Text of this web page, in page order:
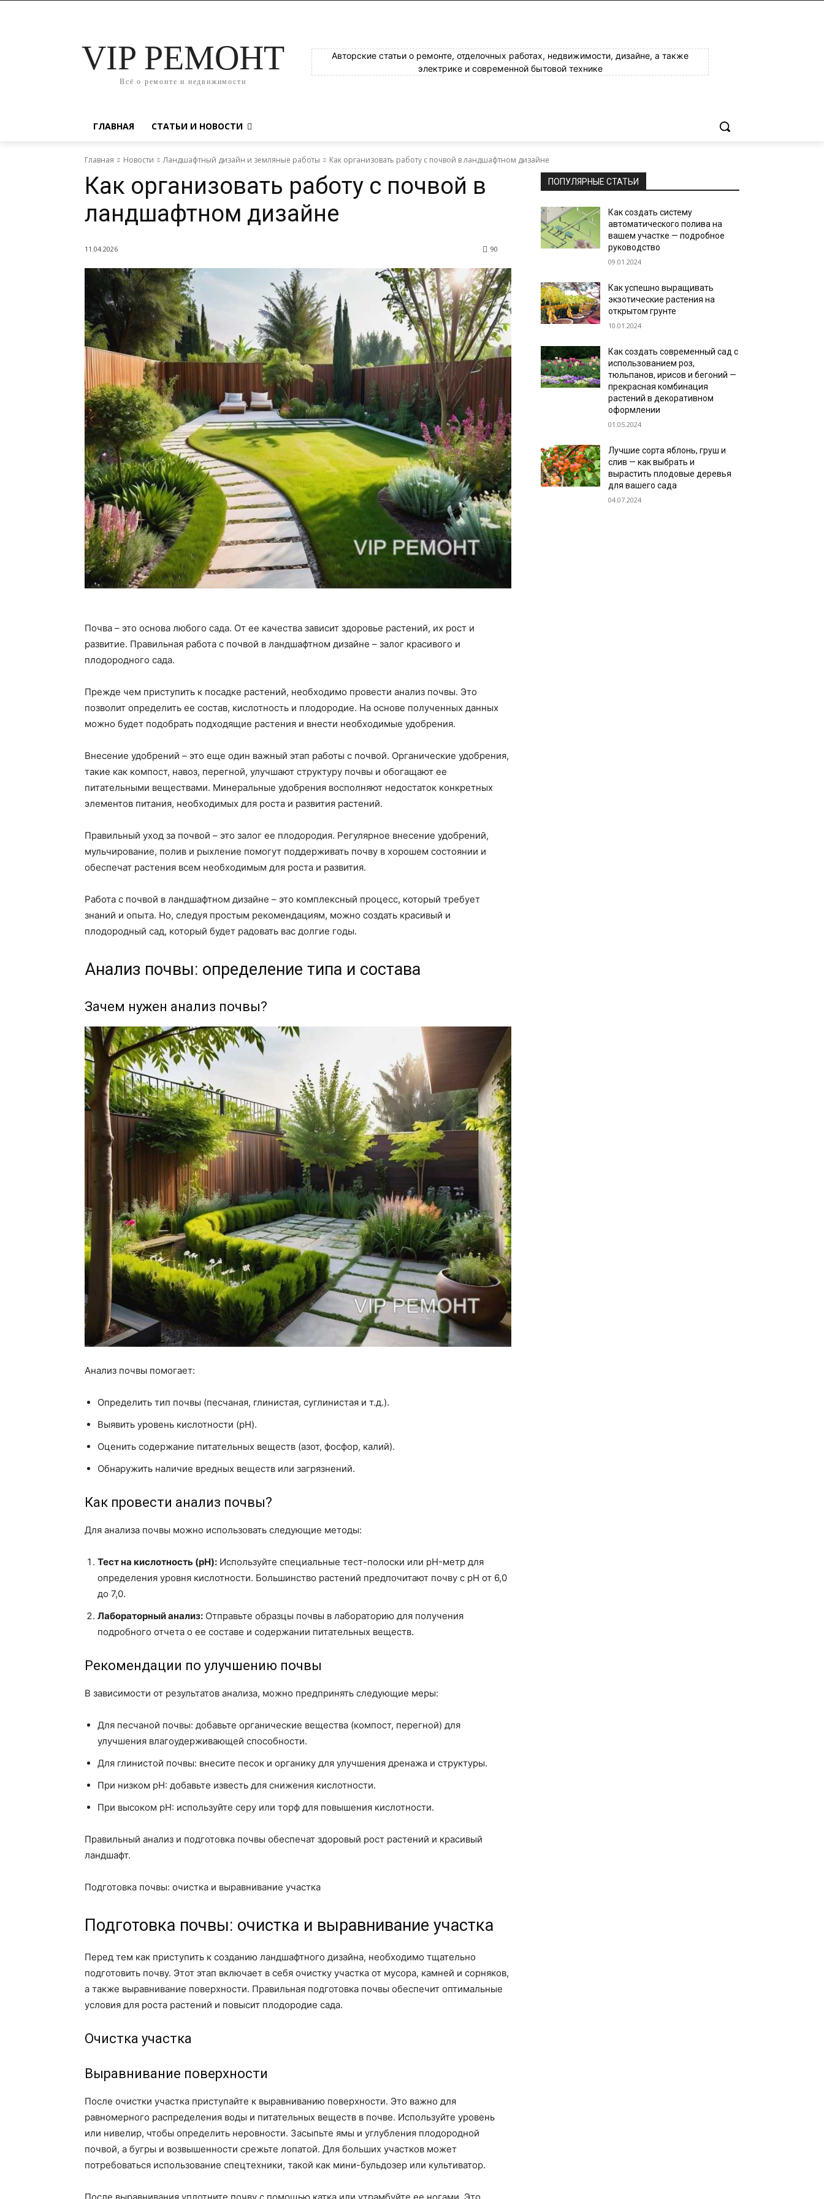
VIP РЕМОНТ
Всё о ремонте и недвижимости
Авторские статьи о ремонте, отделочных работах, недвижимости, дизайне, а также
электрике и современной бытовой технике
ГЛАВНАЯ СТАТЬИ И НОВОСТИ
Главная Новости Ландшафтный дизайн и земляные работы Как организовать работу с почвой в ландшафтном дизайне
Как организовать работу с почвой в
ландшафтном дизайне
11.04.2026 90
Почва – это основа любого сада. От ее качества зависит здоровье растений, их рост и
развитие. Правильная работа с почвой в ландшафтном дизайне – залог красивого и
плодородного сада.
Прежде чем приступить к посадке растений, необходимо провести анализ почвы. Это
позволит определить ее состав, кислотность и плодородие. На основе полученных данных
можно будет подобрать подходящие растения и внести необходимые удобрения.
Внесение удобрений – это еще один важный этап работы с почвой. Органические удобрения,
такие как компост, навоз, перегной, улучшают структуру почвы и обогащают ее
питательными веществами. Минеральные удобрения восполняют недостаток конкретных
элементов питания, необходимых для роста и развития растений.
Правильный уход за почвой – это залог ее плодородия. Регулярное внесение удобрений,
мульчирование, полив и рыхление помогут поддерживать почву в хорошем состоянии и
обеспечат растения всем необходимым для роста и развития.
Работа с почвой в ландшафтном дизайне – это комплексный процесс, который требует
знаний и опыта. Но, следуя простым рекомендациям, можно создать красивый и
плодородный сад, который будет радовать вас долгие годы.
Анализ почвы: определение типа и состава
Зачем нужен анализ почвы?
Анализ почвы помогает:
Определить тип почвы (песчаная, глинистая, суглинистая и т.д.).
Выявить уровень кислотности (pH).
Оценить содержание питательных веществ (азот, фосфор, калий).
Обнаружить наличие вредных веществ или загрязнений.
Как провести анализ почвы?
Для анализа почвы можно использовать следующие методы:
Тест на кислотность (pH): Используйте специальные тест-полоски или pH-метр для
определения уровня кислотности. Большинство растений предпочитают почву с pH от 6,0
до 7,0.
Лабораторный анализ: Отправьте образцы почвы в лабораторию для получения
подробного отчета о ее составе и содержании питательных веществ.
Рекомендации по улучшению почвы
В зависимости от результатов анализа, можно предпринять следующие меры:
Для песчаной почвы: добавьте органические вещества (компост, перегной) для
улучшения влагоудерживающей способности.
Для глинистой почвы: внесите песок и органику для улучшения дренажа и структуры.
При низком pH: добавьте известь для снижения кислотности.
При высоком pH: используйте серу или торф для повышения кислотности.
Правильный анализ и подготовка почвы обеспечат здоровый рост растений и красивый
ландшафт.
Подготовка почвы: очистка и выравнивание участка
Подготовка почвы: очистка и выравнивание участка
Перед тем как приступить к созданию ландшафтного дизайна, необходимо тщательно
подготовить почву. Этот этап включает в себя очистку участка от мусора, камней и сорняков,
а также выравнивание поверхности. Правильная подготовка почвы обеспечит оптимальные
условия для роста растений и повысит плодородие сада.
Очистка участка
Выравнивание поверхности
После очистки участка приступайте к выравниванию поверхности. Это важно для
равномерного распределения воды и питательных веществ в почве. Используйте уровень
или нивелир, чтобы определить неровности. Засыпьте ямы и углубления плодородной
почвой, а бугры и возвышенности срежьте лопатой. Для больших участков может
потребоваться использование спецтехники, такой как мини-бульдозер или культиватор.
ПОПУЛЯРНЫЕ СТАТЬИ
Как создать систему
автоматического полива на
вашем участке — подробное
руководство
09.01.2024
Как успешно выращивать
экзотические растения на
открытом грунте
10.01.2024
Как создать современный сад с
использованием роз,
тюльпанов, ирисов и бегоний —
прекрасная комбинация
растений в декоративном
оформлении
01.05.2024
Лучшие сорта яблонь, груш и
слив — как выбрать и
вырастить плодовые деревья
для вашего сада
04.07.2024